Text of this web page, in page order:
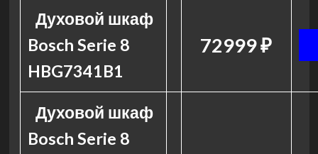
Духовой шкаф
Bosch Serie 8
HBG7341B1
72999 ₽
Духовой шкаф
Bosch Serie 8